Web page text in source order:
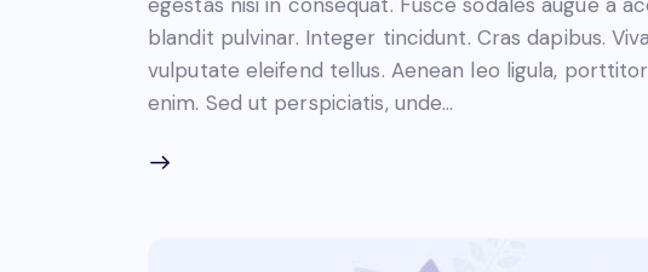
blandit pulvinar. Integer tincidunt. Cras dapibus.
vulputate eleifend tellus. Aenean leo ligula,
enim. Sed ut perspiciatis, unde…